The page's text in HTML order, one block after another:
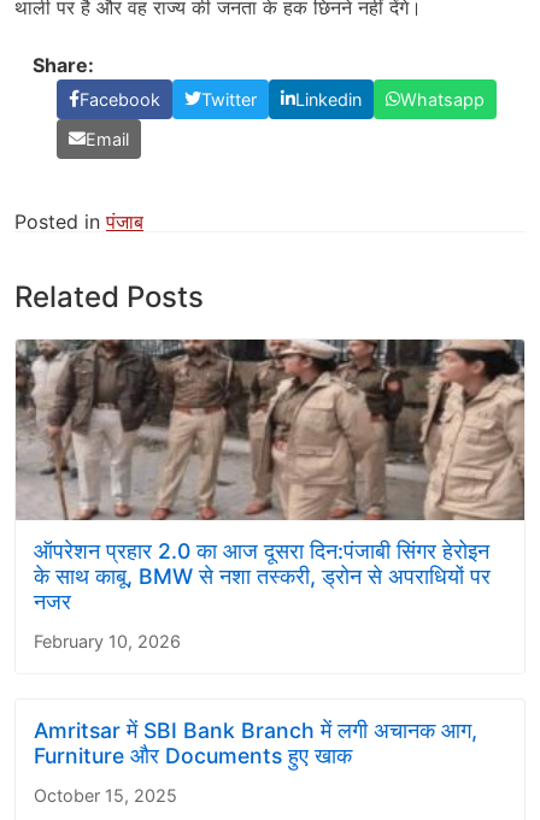
थाली पर है और वह राज्य की जनता के हक छिनने नहीं देंगे।
Share:
Facebook Twitter Linkedin
Whatsapp
Email
Posted inपंजाब
Related Posts
ऑपरेशन प्रहार 2.0 का आज दूसरा दिन:पंजाबी सिंगर हेरोइन
के साथ काबू, BMW से नशा तस्करी, ड्रोन से अपराधियों पर
नजर
February 10, 2026
Amritsar में SBI Bank Branch में लगी अचानक आग,
Furniture और Documents हुए खाक
October 15, 2025